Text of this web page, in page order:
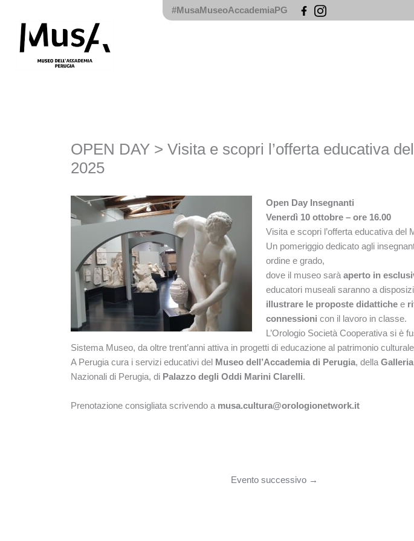
contenuto
#MusaMuseoAccademiaPG
OPEN DAY > Visita e scopri l’offerta educativa
2025
Open Day Insegnanti
Venerdì 10 ottobre – ore 16.00
Visita e scopri l’offerta educativa del
Un pomeriggio dedicato agli
ordine e grado,
dove il museo sarà aperto in
educatori museali saranno a
illustrare le proposte didattichee
connessioni con il lavoro in classe.
L’Orologio Società Cooperativa si è
Sistema Museo, da oltre trent’anni attiva in progetti di educazione al patrimonio
A Perugia cura i servizi educativi del Museo dell’Accademia di Perugia, della
Nazionali di Perugia, di Palazzo degli Oddi Marini Clarelli.
Prenotazione consigliata scrivendo a musa.cultura@orologionetwork.it
Evento successivo →